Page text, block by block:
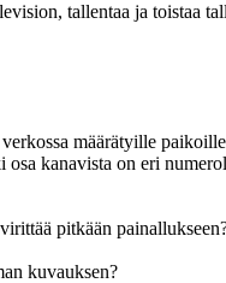
tallentaa ja toistaa
määrätyille
kanavista on eri
pitkään
kuvauksen?